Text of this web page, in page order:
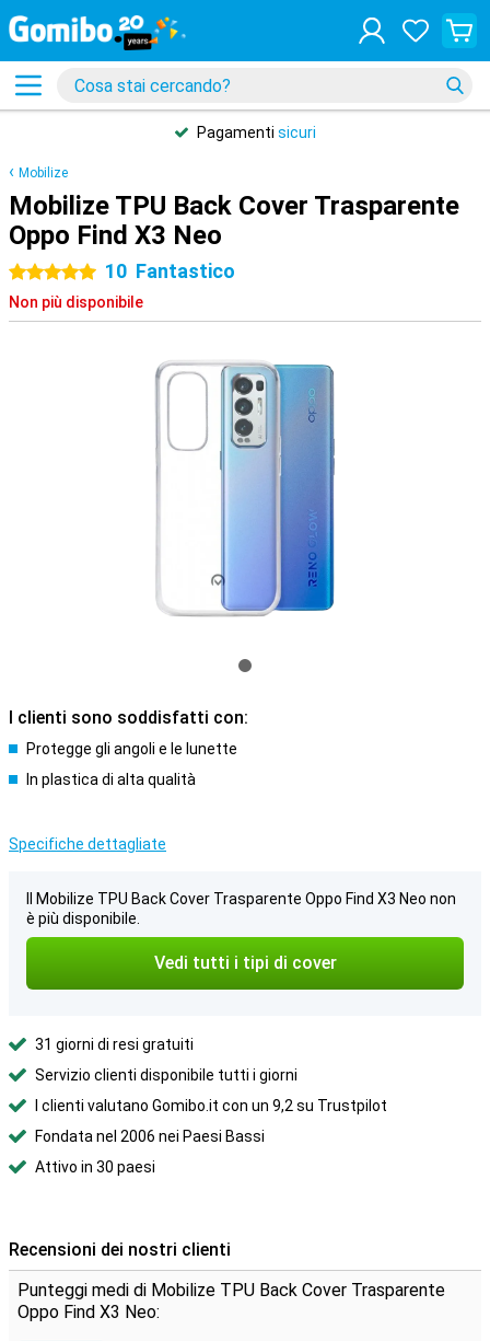
Pagamenti sicuri
Mobilize
Mobilize TPU Back Cover Trasparente
Oppo Find X3 Neo
5 stelle 10 Fantastico
Non più disponibile
I clienti sono soddisfatti con:
Protegge gli angoli e le lunette
In plastica di alta qualità
Specifiche dettagliate
Il Mobilize TPU Back Cover Trasparente Oppo Find X3 Neo non
è più disponibile.
Vedi tutti i tipi di cover
31 giorni di resi gratuiti
Servizio clienti disponibile tutti i giorni
I clienti valutano Gomibo.it con un 9,2 su Trustpilot
Fondata nel 2006 nei Paesi Bassi
Attivo in 30 paesi
Recensioni dei nostri clienti
Punteggi medi di Mobilize TPU Back Cover Trasparente
Oppo Find X3 Neo: